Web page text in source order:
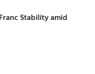
Stability amid